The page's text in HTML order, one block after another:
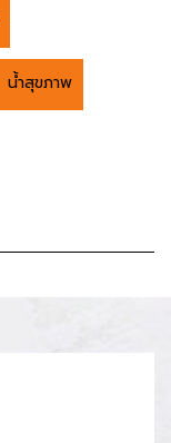
น้ำสุขภาพ